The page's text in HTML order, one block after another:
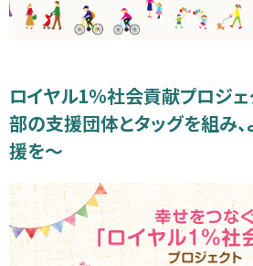
ロイヤル1％社会貢献プロジ
部の支援団体とタッグを組み
援を～